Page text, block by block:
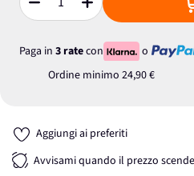
Quantità
Paga in 3 ratecon
o
Ordine minimo 24,90 €
Aggiungi ai preferiti
Avvisami quando il prezzo scende